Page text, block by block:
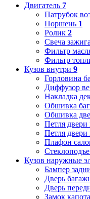
Двигатель 7
Патрубок
Поршень 1
Ролик 2
Свеча
Фильтр
Фильтр
Кузов внутри 9
Горловина
Диффузор
Накладка
Обшивка
Обшивка
Петля двери
Петля
Плафон
Кузов наружные
Бампер
Дверь
Дверь
Замок капота